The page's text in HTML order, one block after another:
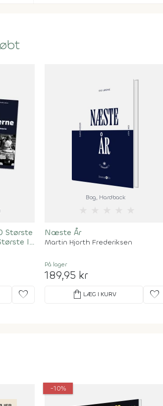
Største
I
favorite
Bog, Hardback
Næste År
Martin Hjorth Frederiksen
På lager
189,95 kr
shopping_bag LÆG I KURV favorite
-10%